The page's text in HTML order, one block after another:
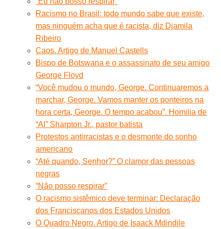
Racismo no Brasil: todo mundo sabe que existe,
mas ninguém acha que é racista, diz Djamila
Ribeiro
Caos. Artigo de Manuel Castells
Bispo de Botswana e o assassinato de seu amigo
George Floyd
“Você mudou o mundo, George. Continuaremos a
marchar, George. Vamos manter os ponteiros na
hora certa, George. O tempo acabou”. Homilia de
“Al” Sharpton Jr., pastor batista
Protestos antirracistas e o desmonte do sonho
americano
“Até quando, Senhor?” O clamor das pessoas
negras
“Não posso respirar”
O racismo sistêmico deve terminar: Declaração
dos Franciscanos dos Estados Unidos
O Quadro Negro. Artigo de Isaack Mdindile